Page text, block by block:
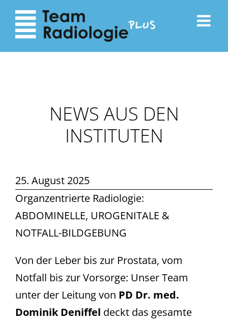
zum
Inhalt
Navigation
NEWS AUS DEN
INSTITUTEN
25. August 2025
Organzentrierte Radiologie:
ABDOMINELLE, UROGENITALE &
NOTFALL-BILDGEBUNG
Von der Leber bis zur Prostata, vom
Notfall bis zur Vorsorge: Unser Team
unter der Leitung von PD Dr. med.
Dominik Deniffel deckt das gesamte